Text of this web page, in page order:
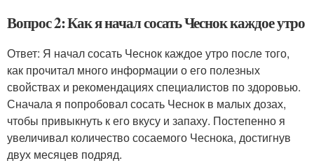
Вопрос 2: Как я начал сосать Чеснок каждое утро
Ответ: Я начал сосать Чеснок каждое утро после того,
как прочитал много информации о его полезных
свойствах и рекомендациях специалистов по здоровью.
Сначала я попробовал сосать Чеснок в малых дозах,
чтобы привыкнуть к его вкусу и запаху. Постепенно я
увеличивал количество сосаемого Чеснока, достигнув
двух месяцев подряд.